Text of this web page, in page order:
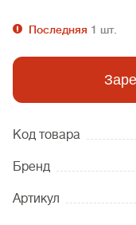
Последняя 1 шт.
Код товара
Бренд
Артикул